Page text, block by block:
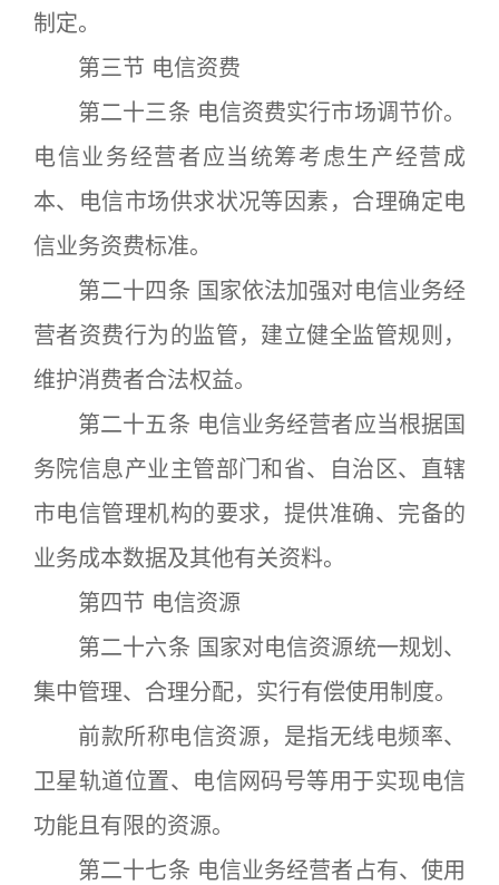
制定。
第三节 电信资费
第二十三条 电信资费实行市场调节价。
电信业务经营者应当统筹考虑生产经营成
本、电信市场供求状况等因素，合理确定电
信业务资费标准。
第二十四条 国家依法加强对电信业务经
营者资费行为的监管，建立健全监管规则，
维护消费者合法权益。
第二十五条 电信业务经营者应当根据国
务院信息产业主管部门和省、自治区、直辖
市电信管理机构的要求，提供准确、完备的
业务成本数据及其他有关资料。
第四节 电信资源
第二十六条 国家对电信资源统一规划、
集中管理、合理分配，实行有偿使用制度。
前款所称电信资源，是指无线电频率、
卫星轨道位置、电信网码号等用于实现电信
功能且有限的资源。
第二十七条 电信业务经营者占有、使用